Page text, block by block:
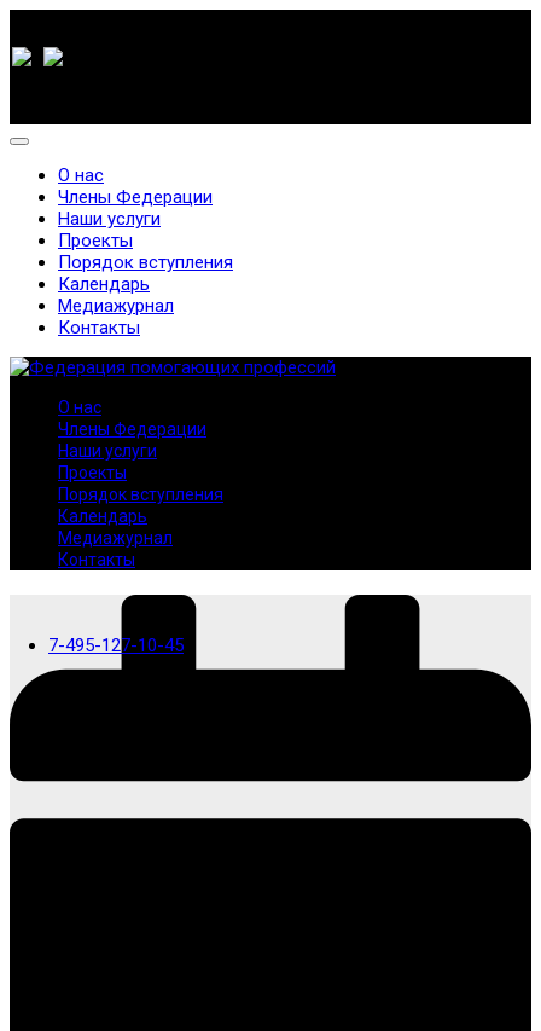
7-495-127-10-45
О нас
Члены Федерации
Наши услуги
Проекты
Порядок вступления
Календарь
Медиажурнал
Контакты
О нас
Члены Федерации
Наши услуги
Проекты
Порядок вступления
Календарь
Медиажурнал
Контакты